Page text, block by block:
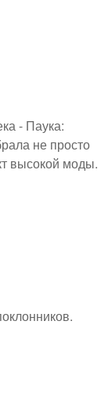
- Паука:
не просто
высокой моды.